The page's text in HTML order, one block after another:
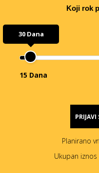
Koji rok
30 Dana
15 Dana
PRIJAVI
Planirano
Ukupan iznos